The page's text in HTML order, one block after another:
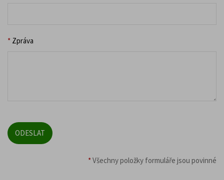
* Zpráva
*Všechny položky formuláře jsou povinné